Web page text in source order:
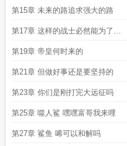
整版这是我们的战锤之旅百度这是我
之旅全本 这是我们的战锤之旅69 这
无删减全文免费阅读这是我们的战锤
是我们的战锤之旅笔趣阁手机版这是
我们的战锤之旅百度百科
这是我们的
旅免费观看 这是我们的战锤之旅最新
阅读
第15章 未来的路追求强大的路
第17章 这样的战士必然能为了人
类而战
第19章 帝皇何时来的
第21章 但做好事还是要坚持的
第23章 你们是刚打完大远征吗
第25章 噬人鲨 嘿嘿富哥我来哩
第27章 鲨鱼 唏可以和解吗